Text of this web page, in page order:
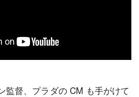
監督、プラダの CM も手がけて